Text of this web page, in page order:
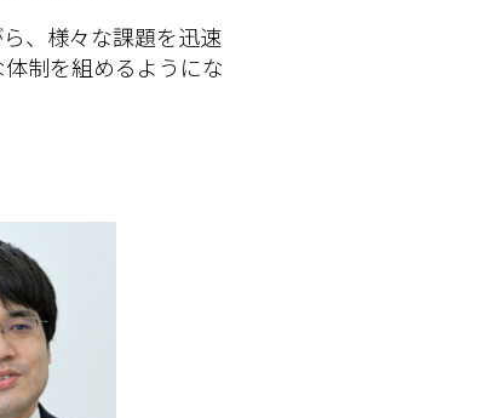
、様々な課題を迅速
制を組めるようにな